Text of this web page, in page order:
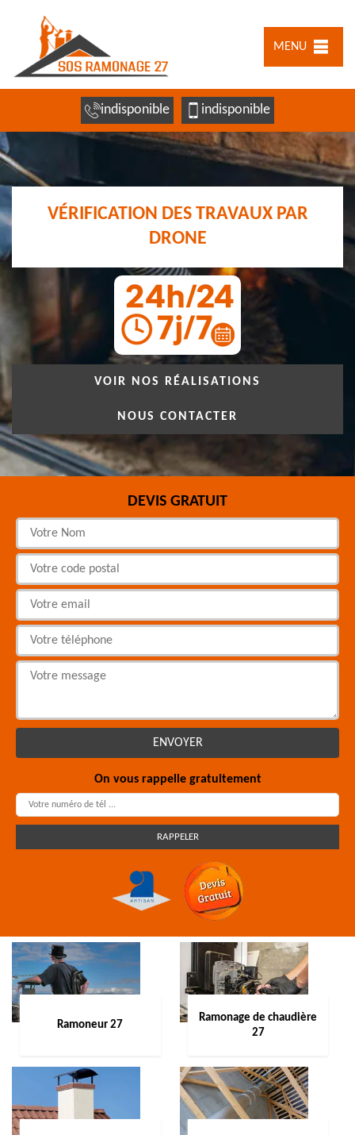
MENU
indisponible indisponible
VÉRIFICATION DES TRAVAUX PAR
DRONE
VOIR NOS RÉALISATIONS
NOUS CONTACTER
DEVIS GRATUIT
On vous rappelle gratuitement
Ramoneur 27
Ramonage de chaudière
27